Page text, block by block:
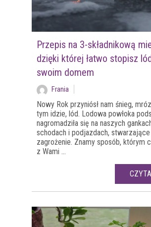
Przepis na 3-składnikową
dzięki której łatwo stopisz
swoim domem
Frania
Nowy Rok przyniósł nam śnieg,
tym idzie, lód. Lodowa powłoka
nagromadziła się na naszych
schodach i podjazdach, stwarzające
zagrożenie. Znamy sposób, którym
z Wami ...